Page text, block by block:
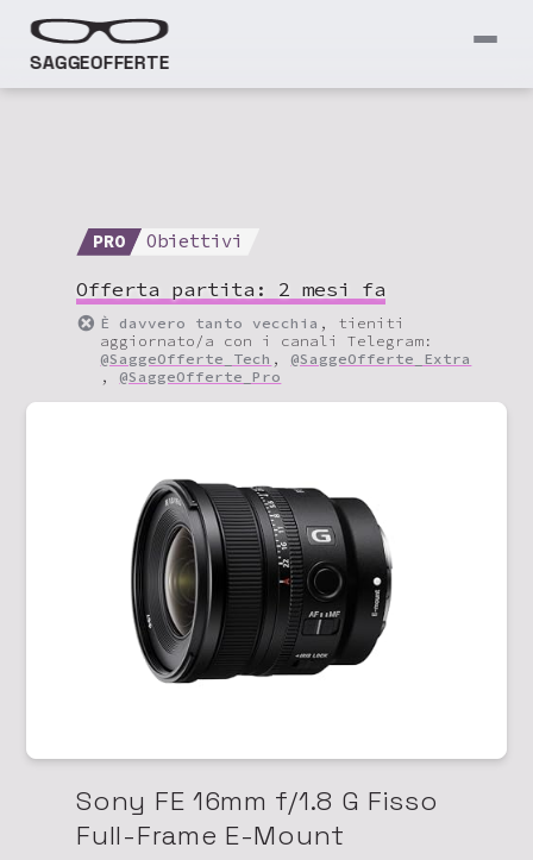
SAGGEOFFERTE
PRO Obiettivi
Offerta partita: 2 mesi fa
È davvero tanto vecchia , tieniti
aggiornato/a con i canali Telegram:
@SaggeOfferte_Tech , @SaggeOfferte_Extra
, @SaggeOfferte_Pro
Sony FE 16mm f/1.8 G Fisso
Full-Frame E-Mount